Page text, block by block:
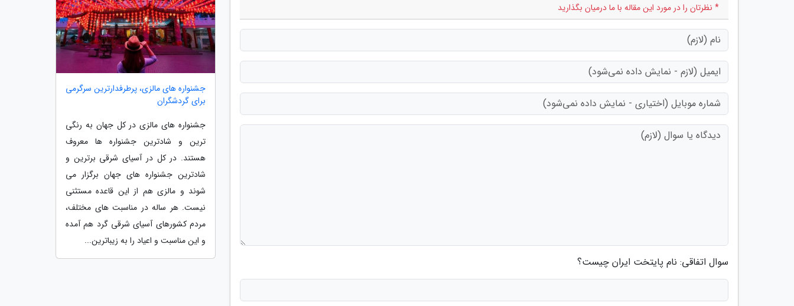
* نظرتان را در مورد این مقاله با ما درمیان بگذارید
سوال اتفاقی: نام پایتخت ایران چیست؟
جشنواره های مالزی، پرطرفدارترین سرگرمی
برای گردشگران
جشنواره های مالزی در کل جهان به رنگی
ترین و شادترین جشنواره ها معروف
هستند. در کل در آسیای شرقی برترین و
شادترین جشنواره های جهان برگزار می
شوند و مالزی هم از این قاعده مستثنی
نیست. هر ساله در مناسبت های مختلف،
مردم کشورهای آسیای شرقی گرد هم آمده
و این مناسبت و اعیاد را به زیباترین...